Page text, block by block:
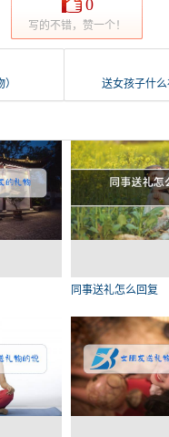
0
写的不错，赞一个！
送女孩子什么
同事送礼怎么回复